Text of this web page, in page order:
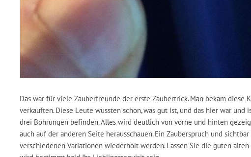
Das war für viele Zauberfreunde der erste Zaubertrick. Man bekam
verkauften. Diese Leute wussten schon, was gut ist, und das hier war und
drei Bohrungen befinden. Alles wird deutlich von vorne und hinten
auch auf der anderen Seite herausschauen. Ein Zauberspruch und
verschiedenen Variationen wiederholt werden. Lassen Sie die guten